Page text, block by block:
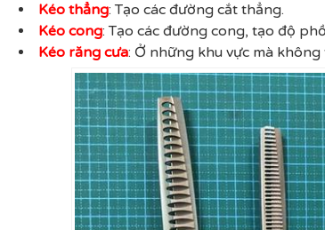
Kéo thẳng: Tạo các đường cắt thẳng.
Kéo cong: Tạo các đường cong, tạo độ
Kéo răng cưa: Ở những khu vực mà